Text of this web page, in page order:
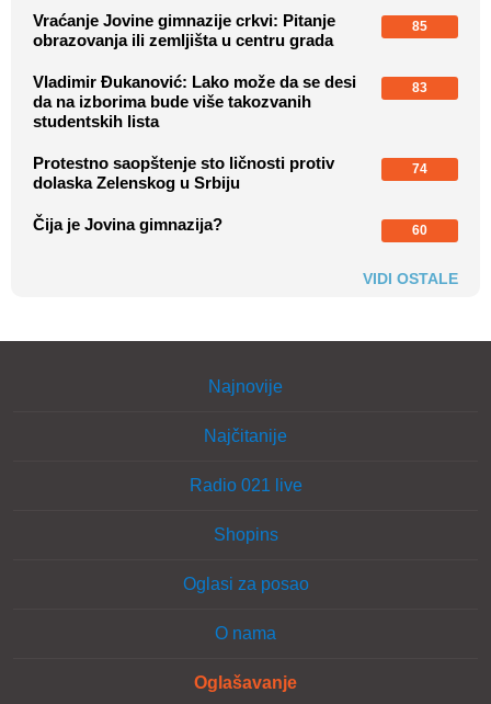
Vraćanje Jovine gimnazije crkvi: Pitanje
obrazovanja ili zemljišta u centru grada
85
Vladimir Đukanović: Lako može da se desi
da na izborima bude više takozvanih
studentskih lista
83
Protestno saopštenje sto ličnosti protiv
dolaska Zelenskog u Srbiju
74
Čija je Jovina gimnazija? 60
VIDI OSTALE
Najnovije
Najčitanije
Radio 021 live
Shopins
Oglasi za posao
O nama
Oglašavanje